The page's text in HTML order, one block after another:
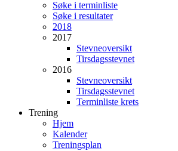
Søke i terminliste
Søke i resultater
2018
2017
Stevneoversikt
Tirsdagsstevnet
2016
Stevneoversikt
Tirsdagsstevnet
Terminliste krets
Trening
Hjem
Kalender
Treningsplan